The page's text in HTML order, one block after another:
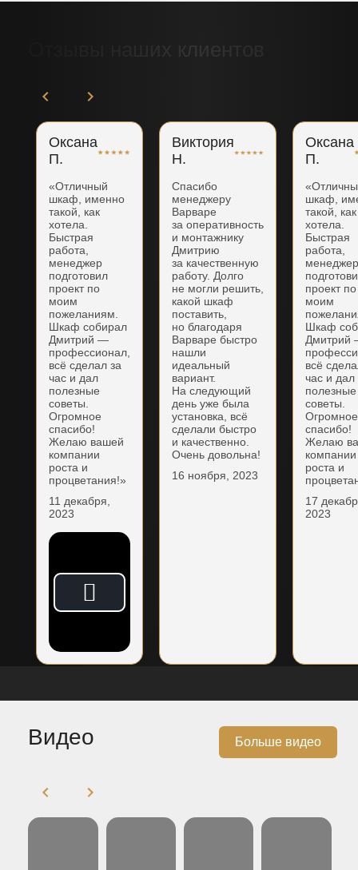
Оксана
П.
«Отличный
шкаф, именно
такой, как
хотела.
Быстрая
работа,
менеджер
подготовил
проект по
моим
пожеланиям.
Шкаф собирал
Дмитрий —
профессионал,
всё сделал за
час и дал
полезные
советы.
Огромное
спасибо!
Желаю вашей
компании
роста и
процветания!»
11 декабря,
2023
Виктория
Н.
Спасибо
менеджеру
Варваре
за оперативность
и монтажнику
Дмитрию
за качественную
работу. Долго
не могли решить,
какой шкаф
поставить,
но благодаря
Варваре быстро
нашли
идеальный
вариант.
На следующий
день уже была
установка, всё
сделали быстро
и качественно.
Очень довольна!
16 ноября, 2023
Оксана
П.
шкаф,
такой, как
хотела.
Быстрая
работа,
проект по
моим
Шкаф
Дмитрий
всё
час и дал
полезные
советы.
Огромное
спасибо!
Желаю
компании
роста и
17
2023
Видео Больше видео